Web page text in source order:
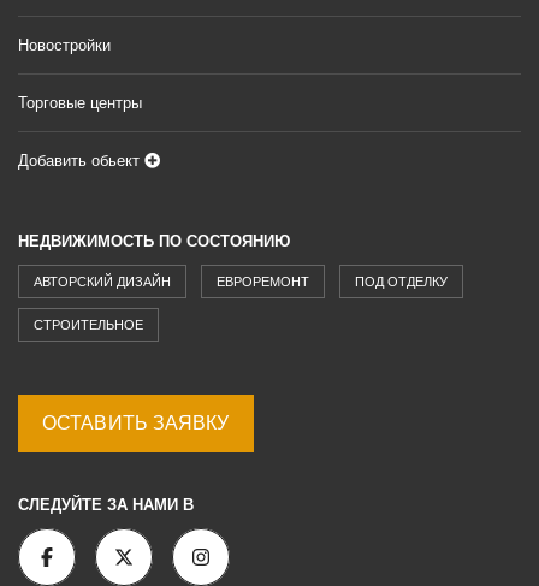
Новостройки
Торговые центры
Добавить обьект
НЕДВИЖИМОСТЬ ПО СОСТОЯНИЮ
АВТОРСКИЙ ДИЗАЙН ЕВРОРЕМОНТ ПОД ОТДЕЛКУ
СТРОИТЕЛЬНОЕ
ОСТАВИТЬ ЗАЯВКУ
СЛЕДУЙТЕ ЗА НАМИ В